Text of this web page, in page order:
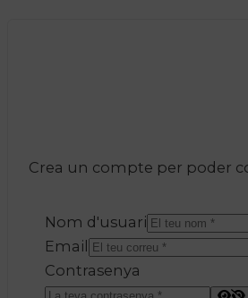
Crea un compte per poder
Nom d'usuari
Email
Contrasenya